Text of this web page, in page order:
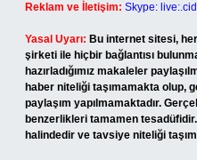
Reklam ve İletişim: Skype:
Yasal Uyarı: Bu internet sitesi,
şirketi ile hiçbir bağlantısı
hazırladığımız makaleler
haber niteliği taşımamakta olup,
paylaşım yapılmamaktadır.
benzerlikleri tamamen
halindedir ve tavsiye niteliği